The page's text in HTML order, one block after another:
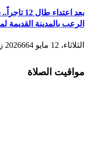
بعد
الرعب بالمدينة القديمة
الثلاثاء، 12 مايو 2026 664
مواقيت الصلاة